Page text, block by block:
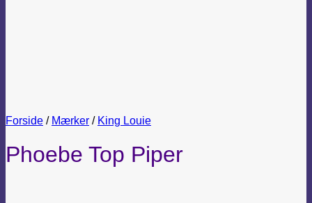
Forside / Mærker / King Louie
Phoebe Top Piper